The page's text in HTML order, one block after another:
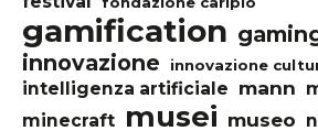
gamification
innovazione innovazione
intelligenza artificiale mann
minecraft musei museo